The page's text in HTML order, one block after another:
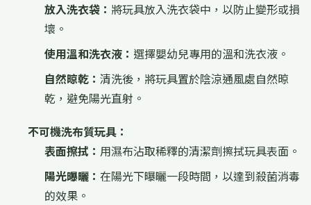
放入洗衣袋： 將玩具放入洗衣袋中，以防止變形或損
壞。
使用溫和洗衣液： 選擇嬰幼兒專用的溫和洗衣液。
自然晾乾： 清洗後，將玩具置於陰涼通風處自然晾
乾，避免陽光直射。
不可機洗布質玩具：
表面擦拭： 用濕布沾取稀釋的清潔劑擦拭玩具表面。
陽光曝曬： 在陽光下曝曬一段時間，以達到殺菌消毒
的效果。